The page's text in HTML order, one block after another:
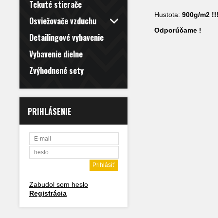
Tekuté stierače
Osviežovače vzduchu
Detailingové vybavenie
Vybavenie dielne
Zvýhodnené sety
PRIHLÁSENIE
Zabudol som heslo
Registrácia
Hustota: 900g/m2
Odporúčame !